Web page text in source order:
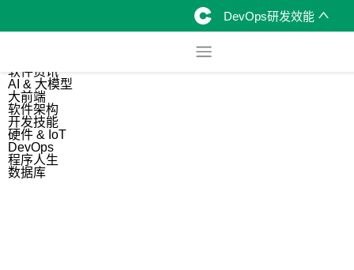
DevOps研发效能
软件资讯
AI & 大模型
大前端
软件架构
开发技能
硬件 & IoT
DevOps
程序人生
数据库